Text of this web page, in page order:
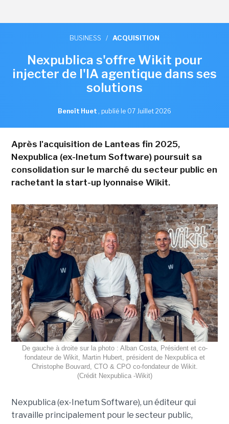
BUSINESS / ACQUISITION
Nexpublica s'offre Wikit pour
injecter de l'IA agentique dans ses
solutions
Benoît Huet , publié le 07 Juillet 2026
Après l'acquisition de Lanteas fin 2025,
Nexpublica (ex-Inetum Software) poursuit sa
consolidation sur le marché du secteur public en
rachetant la start-up lyonnaise Wikit.
De gauche à droite sur la photo : Alban Costa, Président et co-
fondateur de Wikit, Martin Hubert, président de Nexpublica et
Christophe Bouvard, CTO & CPO co-fondateur de Wikit.
(Crédit Nexpublica -Wikit)
Nexpublica (ex-Inetum Software), un éditeur qui
travaille principalement pour le secteur public,